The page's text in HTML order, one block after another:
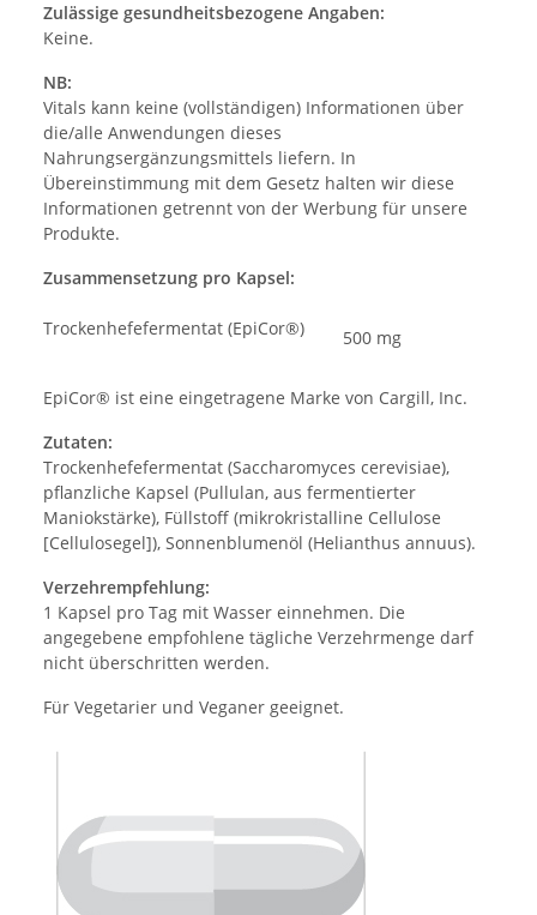
Zulässige gesundheitsbezogene Angaben:
Keine.
NB:
Vitals kann keine (vollständigen) Informationen über
die/alle Anwendungen dieses
Nahrungsergänzungsmittels liefern. In
Übereinstimmung mit dem Gesetz halten wir diese
Informationen getrennt von der Werbung für unsere
Produkte.
Zusammensetzung pro Kapsel:
Trockenhefefermentat (EpiCor®) 500 mg
EpiCor® ist eine eingetragene Marke von Cargill, Inc.
Zutaten:
Trockenhefefermentat (Saccharomyces cerevisiae),
pflanzliche Kapsel (Pullulan, aus fermentierter
Maniokstärke), Füllstoff (mikrokristalline Cellulose
[Cellulosegel]), Sonnenblumenöl (Helianthus annuus).
Verzehrempfehlung:
1 Kapsel pro Tag mit Wasser einnehmen. Die
angegebene empfohlene tägliche Verzehrmenge darf
nicht überschritten werden.
Für Vegetarier und Veganer geeignet.